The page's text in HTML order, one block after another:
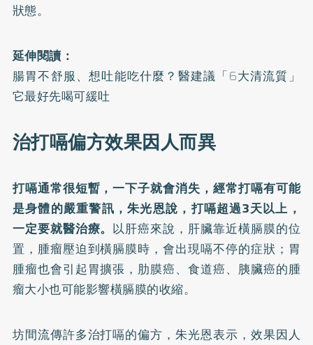
狀態。
延伸閱讀：
腸胃不舒服、想吐能吃什麼？醫建議「6大清流質」
它最好先喝可緩吐
治打嗝偏方效果因人而異
打嗝通常很短暫，一下子就會消失，經常打嗝有可能
是身體的嚴重警訊，朱光恩說，打嗝超過3天以上，
一定要就醫治療。 以肝癌來說，肝臟靠近橫膈膜的位
置，腫瘤壓迫到橫膈膜時，會出現嗝不停的症狀；胃
腫瘤也會引起胃擴張，肋膜癌、食道癌、胰臟癌的腫
瘤大小也可能影響橫膈膜的收縮。
坊間流傳許多治打嗝的偏方，朱光恩表示，效果因人